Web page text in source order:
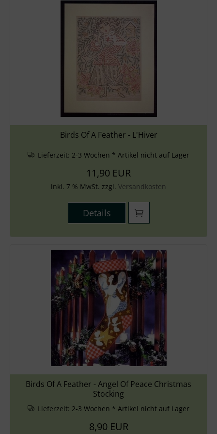
Birds Of A Feather - L'Hiver
Lieferzeit: 2-3 Wochen * Artikel nicht auf Lager
11,90 EUR
inkl. 7 % MwSt. zzgl. Versandkosten
Details
Birds Of A Feather - Angel Of Peace Christmas
Stocking
Lieferzeit: 2-3 Wochen * Artikel nicht auf Lager
8,90 EUR